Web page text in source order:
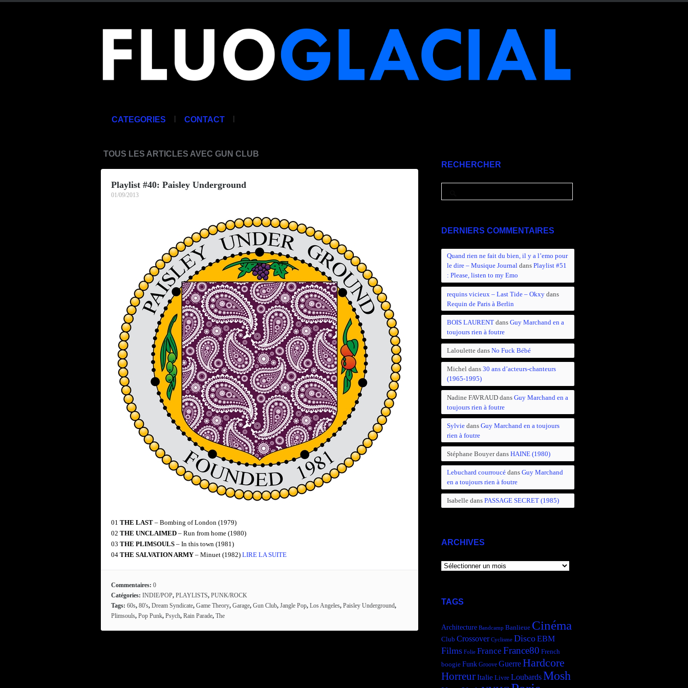
CATEGORIES | CONTACT |
TOUS LES ARTICLES AVEC GUN CLUB
Playlist #40: Paisley Underground
01/09/2013
01 THE LAST – Bombing of London (1979)
02 THE UNCLAIMED – Run from home (1980)
03 THE PLIMSOULS – In this town (1981)
04 THE SALVATION ARMY – Minuet (1982) LIRE LA SUITE
Commentaires: 0
Catégories: INDIE/POP, PLAYLISTS, PUNK/ROCK
Tags: 60s, 80's, Dream Syndicate, Game Theory, Garage, Gun Club, Jangle Pop, Los Angeles, Paisley Underground,
Plimsouls, Pop Punk, Psych, Rain Parade, The
RECHERCHER
DERNIERS COMMENTAIRES
Quand rien ne fait du bien, il y a l’emo pour
le dire – Musique Journaldans Playlist #51
: Please, listen to my Emo
requins vicieux – Last Tide – Okxydans
Requin de Paris à Berlin
BOIS LAURENTdans Guy Marchand en a
toujours rien à foutre
Laloulettedans No Fuck Bébé
Micheldans 30 ans d’acteurs-chanteurs
(1965-1995)
Nadine FAVRAUDdans Guy Marchand en a
toujours rien à foutre
Sylviedans Guy Marchand en a toujours
rien à foutre
Stéphane Bouyerdans HAINE (1980)
Lebuchard courroucédans Guy Marchand
en a toujours rien à foutre
Isabelledans PASSAGE SECRET (1985)
ARCHIVES
ARCHIVES
TAGS
Architecture Bandcamp Banlieue Cinéma
Club Crossover Cyclisme DiscoEBM
Films Folie France France80 French
boogie Funk Groove GuerreHardcore
HorreurItalie Livre LoubardsMosh